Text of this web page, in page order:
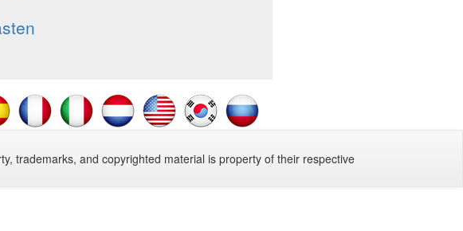
trademarks, and copyrighted material is property of their respective